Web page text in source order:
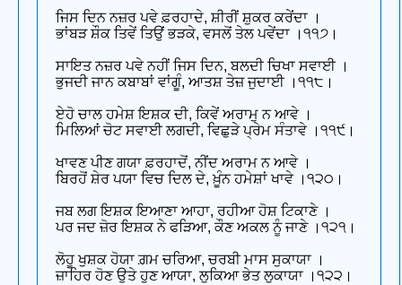
ਜਿਸ ਦਿਨ ਨਜ਼ਰ ਪਵੇ ਫ਼ਰਹਾਦੇ, ਸ਼ੀਰੀਂ ਸ਼ੁਕਰ ਕਰੇਂਦਾ ।
ਭਾਂਬੜ ਸ਼ੌਕ ਤਿਵੇਂ ਤਿਉਂ ਭੜਕੇ, ਵਸਲੋਂ ਤੇਲ ਪਵੇਂਦਾ ।੧੧੭।
ਸਾਇਤ ਨਜ਼ਰ ਪਵੇ ਨਹੀਂ ਜਿਸ ਦਿਨ, ਬਲਦੀ ਚਿਖਾ ਸਵਾਈ ।
ਭੁਜਦੀ ਜਾਨ ਕਬਾਬਾਂ ਵਾਂਗੂੰ, ਆਤਸ਼ ਤੇਜ਼ ਜੁਦਾਈ ।੧੧੮।
ਏਹੋ ਚਾਲ ਹਮੇਸ਼ ਇਸ਼ਕ ਦੀ, ਕਿਵੇਂ ਅਰਾਮੁ ਨ ਆਵੇ ।
ਮਿਲਿਆਂ ਚੋਟ ਸਵਾਈ ਲਗਦੀ, ਵਿਛੁੜੇ ਪ੍ਰੇਮ ਸੰਤਾਵੇ ।੧੧੯।
ਖਾਵਣ ਪੀਣ ਗਯਾ ਫ਼ਰਹਾਦੋਂ, ਨੀਂਦ ਅਰਾਮ ਨ ਆਵੇ ।
ਬਿਰਹੋਂ ਸ਼ੇਰ ਪਯਾ ਵਿਚ ਦਿਲ ਦੇ, ਖ਼ੂੰਨ ਹਮੇਸ਼ਾਂ ਖਾਵੇ ।੧੨੦।
ਜਬ ਲਗ ਇਸ਼ਕ ਇਆਣਾ ਆਹਾ, ਰਹੀਆ ਹੋਸ਼ ਟਿਕਾਣੇ ।
ਪਰ ਜਦ ਜ਼ੋਰ ਇਸ਼ਕ ਨੇ ਫੜਿਆ, ਕੌਣ ਅਕਲ ਨੂੰ ਜਾਣੇ ।੧੨੧।
ਲੋਹੂ ਖੁਸ਼ਕ ਹੋਯਾ ਗ਼ਮ ਚਰਿਆ, ਚਰਬੀ ਮਾਸ ਸੁਕਾਯਾ ।
ਜ਼ਾਹਿਰ ਹੋਣ ਉਤੇ ਹੁਣ ਆਯਾ, ਲੁਕਿਆ ਭੇਤ ਲੁਕਾਯਾ ।੧੨੨।